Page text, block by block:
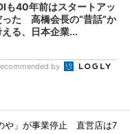
も40年前はスタートアッ
った 高橋会長の“昔話”か
える、日本企業...
by
や」が事業停止 直営店は7